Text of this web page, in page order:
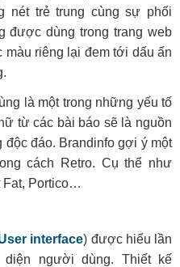
nét trẻ trung cùng sự phối
được dùng trong trang web
màu riêng lại đem tới dấu ấn
là một trong những yếu tố
từ các bài báo sẽ là nguồn
đáo. Brandinfo gợi ý một
cách Retro. Cụ thể như
Fat, Portico…
interface) được hiểu lần
người dùng. Thiết kế